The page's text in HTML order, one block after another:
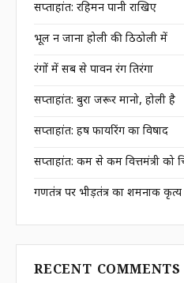
सप्ताहांत: रहिमन पानी राखिए
भूल न जाना होली की ठिठोली में
रंगों में सब से पावन रंग तिरंगा
सप्ताहांत: बुरा जरूर मानो, होली है
सप्ताहांत: हर्ष फायरिंग का विषाद
सप्ताहांत: कम से कम वित्तमंत्री को
गणतंत्र पर भीड़तंत्र का शर्मनाक कृत्य
RECENT COMMENTS